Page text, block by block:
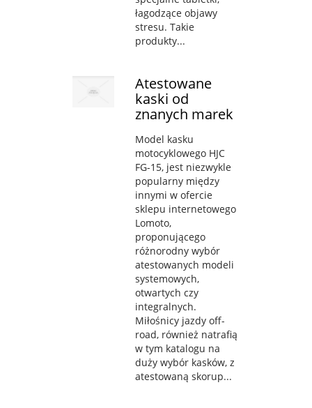
łagodzące objawy
stresu. Takie
produkty...
Atestowane
kaski od
znanych marek
Model kasku
motocyklowego HJC
FG-15, jest niezwykle
popularny między
innymi w ofercie
sklepu internetowego
Lomoto,
proponującego
różnorodny wybór
atestowanych modeli
systemowych,
otwartych czy
integralnych.
Miłośnicy jazdy off-
road, również natrafią
w tym katalogu na
duży wybór kasków, z
atestowaną skorup...